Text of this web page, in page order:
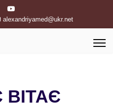
alexandriyamed@ukr.net